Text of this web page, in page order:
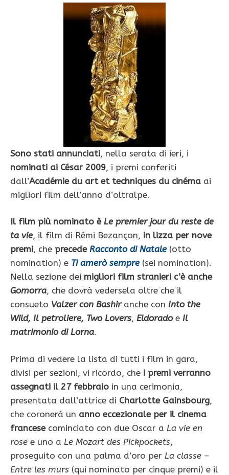
Sono stati annunciati, nella serata di ieri, i
nominati ai César 2009, i premi conferiti
dall’Académie du art et techniques du cinéma ai
migliori film dell’anno d’oltralpe.
Il film più nominato è Le premier jour du reste de
ta vie, il film di Rémi Bezançon, in lizza per nove
premi, che precede Racconto di Natale(otto
nomination) e Ti amerò sempre(sei nomination).
Nella sezione dei migliori film stranieri c’è anche
Gomorra, che dovrà vedersela oltre che il
consueto Valzer con Bashiranche con Into the
Wild, Il petroliere, Two Lovers, Eldoradoe Il
matrimonio di Lorna.
Prima di vedere la lista di tutti i film in gara,
divisi per sezioni, vi ricordo, che i premi verranno
assegnati il 27 febbraio in una cerimonia,
presentata dall’attrice di Charlotte Gainsbourg,
che coronerà un anno eccezionale per il cinema
francesecominciato con due Oscar a La vie en
rose e uno a Le Mozart des Pickpockets,
proseguito con una palma d’oro per La classe –
Entre les murs (qui nominato per cinque premi) e il